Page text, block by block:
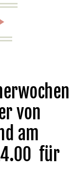
von
am
für